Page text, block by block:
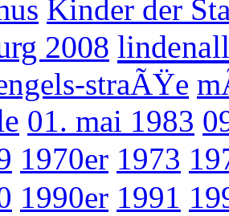
Kinder der
2008
straÃŸe
01. mai 1983
1970er 1973
1990er 1991